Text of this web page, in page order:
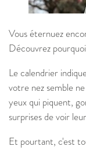
Vous éternuez
Découvrez
Le calendrier
votre nez semble
yeux qui piquent,
surprises de voir
Et pourtant, c'est